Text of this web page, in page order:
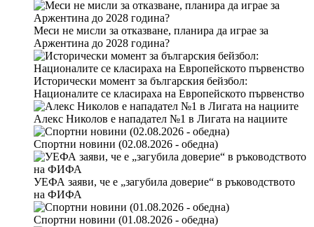
Меси не мисли за отказване, планира да играе за
Аржентина до 2028 година?
Исторически момент за българския бейзбол:
Националите се класираха на Европейското първенство
Алекс Николов е нападател №1 в Лигата на нациите
Спортни новини (02.08.2026 - обедна)
УЕФА заяви, че е „загубила доверие“ в ръководството
на ФИФА
Спортни новини (01.08.2026 - обедна)